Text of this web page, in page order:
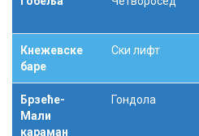
Кнежевске
баре
Ски лифт
Брзеће-
Мали
караман
Гондола